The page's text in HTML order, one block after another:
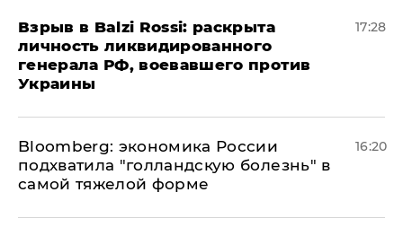
​Взрыв в Balzi Rossi: раскрыта
личность ликвидированного
генерала РФ, воевавшего против
Украины
17:28
Bloomberg: экономика России
подхватила "голландскую болезнь" в
самой тяжелой форме
16:20